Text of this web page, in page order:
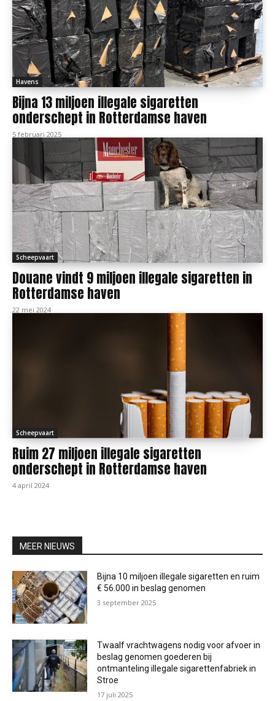
Havens
Bijna 13 miljoen illegale sigaretten
onderschept in Rotterdamse haven
5 februari 2025
Scheepvaart
Douane vindt 9 miljoen illegale sigaretten in
Rotterdamse haven
22 mei 2024
Scheepvaart
Ruim 27 miljoen illegale sigaretten
onderschept in Rotterdamse haven
4 april 2024
MEER NIEUWS
Bijna 10 miljoen illegale sigaretten en ruim
€ 56.000 in beslag genomen
3 september 2025
Twaalf vrachtwagens nodig voor afvoer in
beslag genomen goederen bij
ontmanteling illegale sigarettenfabriek in
Stroe
17 juli 2025